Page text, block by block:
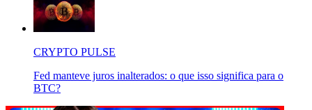
CRYPTO PULSE
Fed manteve juros inalterados: o que isso significa para o
BTC?